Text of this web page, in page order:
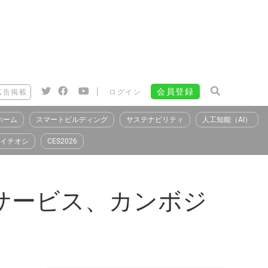
告掲載 | ログイン 会員登録
ーム スマートビルディング サステナビリティ 人工知能（AI）
イチオシ CES2026
ビス、カンボジ